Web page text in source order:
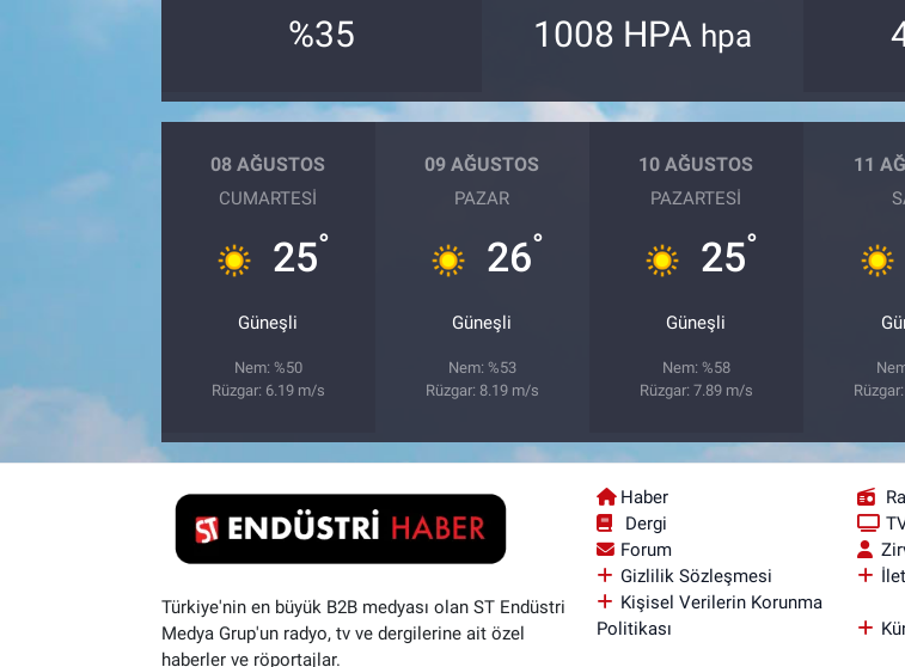
%35 1008 HPA hpa
08 AĞUSTOS
CUMARTESI
25°
Güneşli
Nem: %50
Rüzgar: 6.19 m/s
09 AĞUSTOS
PAZAR
26°
Güneşli
Nem: %53
Rüzgar: 8.19 m/s
10 AĞUSTOS
PAZARTESI
25°
Güneşli
Nem: %58
Rüzgar: 7.89 m/s
11
Türkiye'nin en büyük B2B medyası olan ST Endüstri
Medya Grup'un radyo, tv ve dergilerine ait özel
haberler ve röportajlar.
Haber
Dergi
Forum
Gizlilik Sözleşmesi
Kişisel Verilerin Korunma
Politikası